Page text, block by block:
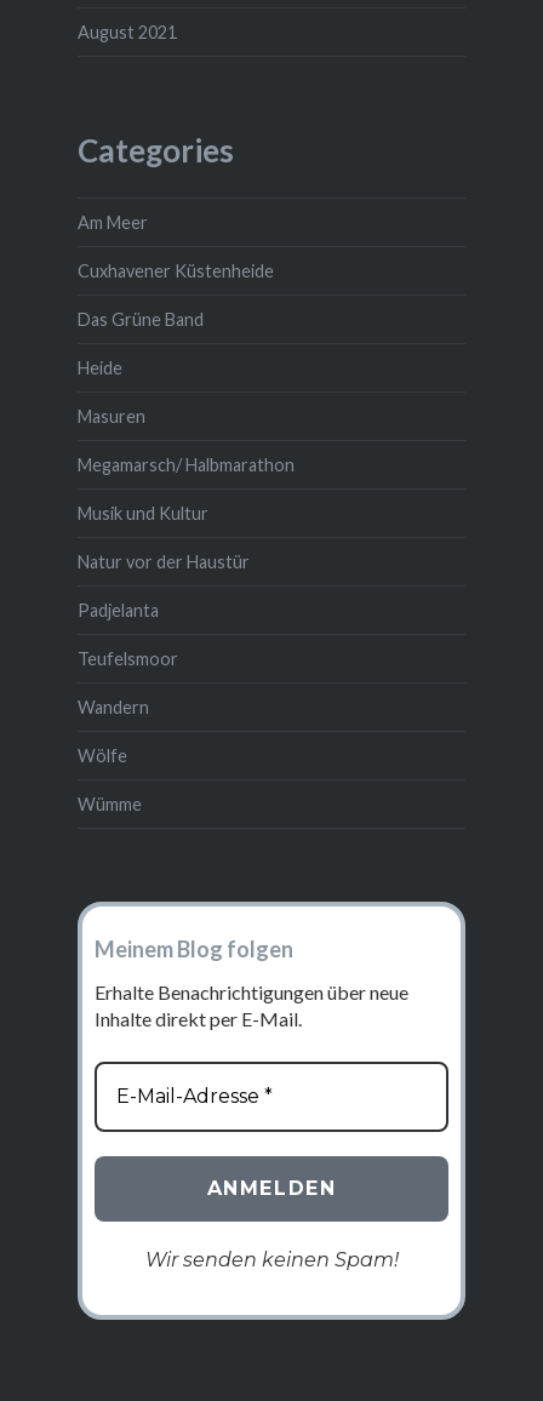
August 2021
Categories
Am Meer
Cuxhavener Küstenheide
Das Grüne Band
Heide
Masuren
Megamarsch/ Halbmarathon
Musik und Kultur
Natur vor der Haustür
Padjelanta
Teufelsmoor
Wandern
Wölfe
Wümme
Meinem Blog folgen
Erhalte Benachrichtigungen über neue
Inhalte direkt per E-Mail.
Wir senden keinen Spam!